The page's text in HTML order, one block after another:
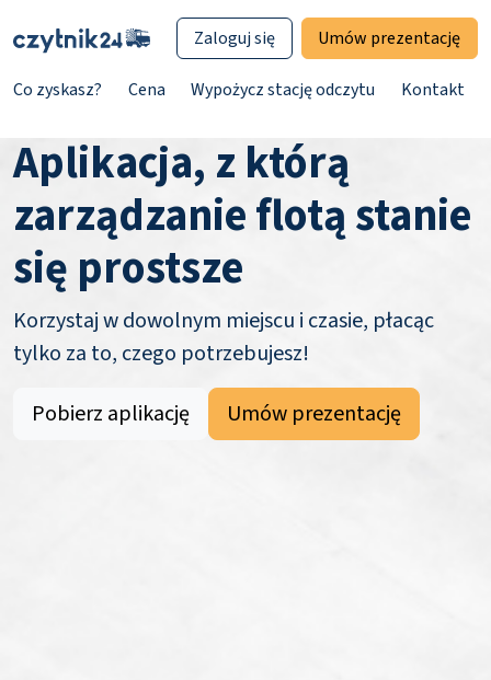
Co zyskasz? Cena Wypożycz stację odczytu Kontakt
Zaloguj się Umów prezentację
Aplikacja, z którą
zarządzanie flotą stanie
się prostsze
Korzystaj w dowolnym miejscu i czasie, płacąc
tylko za to, czego potrzebujesz!
Pobierz aplikację
Umów prezentację